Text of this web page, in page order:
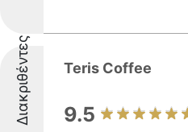
Διακριθέντες Teris Coffee
9.5